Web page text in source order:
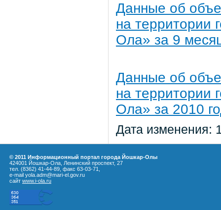
Данные об
на территории
Ола» за 9
Данные об
на территории
Ола» за 2010
Дата изменения:
© 2011 Информационный портал города Йошкар-Олы
424001 Йошкар-Ола, Ленинский проспект, 27
тел. (8362) 41-44-89, факс 63-03-71,
e-mail yola.adm@mari-el.gov.ru
сайт www.i-ola.ru